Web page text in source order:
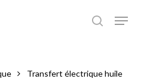
Transfert électrique huile